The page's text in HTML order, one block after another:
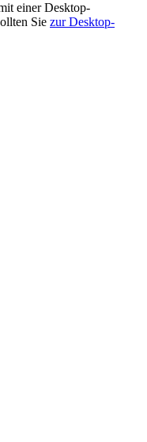
einer Desktop-
Sie zur Desktop-